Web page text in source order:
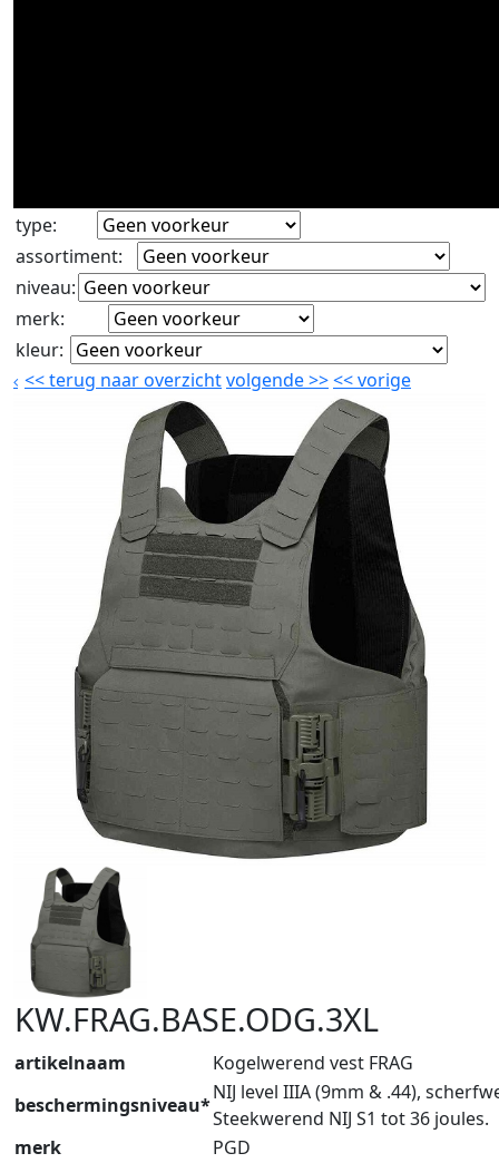
type:
assortiment:
niveau:
merk:
kleur:
<<terug naar overzichtvolgende>><<vorige
KW.FRAG.BASE.ODG.3XL
artikelnaam
Kogelwerend vest FRAG
beschermingsniveau*
NIJ level IIIA (9mm & .44),
Steekwerend NIJ S1 tot 36 joules.
merk
PGD